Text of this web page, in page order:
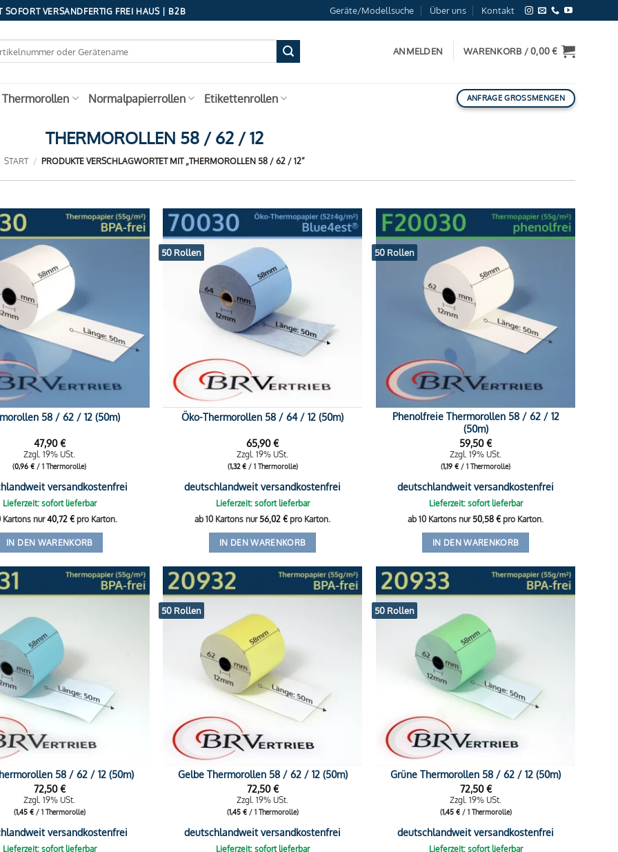
SOFORT VERSANDFERTIG FREI HAUS | B2B Geräte/Modellsuche Über uns Kontakt
ANMELDEN WARENKORB /0,00€
Normalpapierrollen Etikettenrollen ANFRAGE GROSSMENGEN
THERMOROLLEN 58 / 62 / 12
START / PRODUKTE VERSCHLAGWORTET MIT „THERMOROLLEN 58 / 62 / 12“
58 / 62 / 12 (50m)
47,90€
Zzgl. 19% USt.
(0,96€ / 1 Thermorolle)
versandkostenfrei
Lieferzeit: sofort lieferbar
Kartons nur40,72 €pro Karton.
IN DEN WARENKORB
50 Rollen
Öko-Thermorollen 58 / 64 / 12 (50m)
65,90€
Zzgl. 19% USt.
(1,32€/ 1 Thermorolle)
deutschlandweit versandkostenfrei
Lieferzeit: sofort lieferbar
ab 10 Kartons nur56,02€ pro Karton.
IN DEN WARENKORB
50 Rollen
Phenolfreie Thermorollen 58 / 62 / 12
(50m)
59,50€
Zzgl. 19% USt.
(1,19€ / 1 Thermorolle)
deutschlandweit versandkostenfrei
Lieferzeit: sofort lieferbar
ab 10 Kartons nur50,58€ pro Karton.
IN DEN WARENKORB
58 / 62 / 12 (50m)
72,50€
Zzgl. 19% USt.
(1,45 €/ 1 Thermorolle)
versandkostenfrei
Lieferzeit: sofort lieferbar
50 Rollen
Gelbe Thermorollen 58 / 62 / 12 (50m)
72,50€
Zzgl. 19% USt.
(1,45 €/ 1 Thermorolle)
deutschlandweit versandkostenfrei
Lieferzeit: sofort lieferbar
50 Rollen
Grüne Thermorollen 58 / 62 / 12 (50m)
72,50€
Zzgl. 19% USt.
(1,45 €/ 1 Thermorolle)
deutschlandweit versandkostenfrei
Lieferzeit: sofort lieferbar